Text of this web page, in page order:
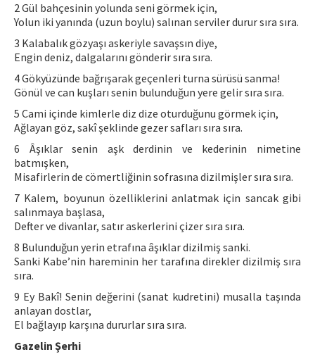
2 Gül bahçesinin yolunda seni görmek için,
Yolun iki yanında (uzun boylu) salınan serviler durur sıra sıra.
3 Kalabalık gözyaşı askeriyle savaşsın diye,
Engin deniz, dalgalarını gönderir sıra sıra.
4 Gökyüzünde bağrışarak geçenleri turna sürüsü sanma!
Gönül ve can kuşları senin bulunduğun yere gelir sıra sıra.
5 Cami içinde kimlerle diz dize oturduğunu görmek için,
Ağlayan göz, sakî şeklinde gezer safları sıra sıra.
6 Âşıklar senin aşk derdinin ve kederinin nimetine
batmışken,
Misafirlerin de cömertliğinin sofrasına dizilmişler sıra sıra.
7 Kalem, boyunun özelliklerini anlatmak için sancak gibi
salınmaya başlasa,
Defter ve divanlar, satır askerlerini çizer sıra sıra.
8 Bulunduğun yerin etrafına âşıklar dizilmiş sanki.
Sanki Kabe’nin hareminin her tarafına direkler dizilmiş sıra
sıra.
9 Ey Bakî! Senin değerini (sanat kudretini) musalla taşında
anlayan dostlar,
El bağlayıp karşına dururlar sıra sıra.
Gazelin Şerhi